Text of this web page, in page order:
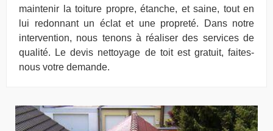
maintenir la toiture propre, étanche, et saine, tout en
lui redonnant un éclat et une propreté. Dans notre
intervention, nous tenons à réaliser des services de
qualité. Le devis nettoyage de toit est gratuit, faites-
nous votre demande.